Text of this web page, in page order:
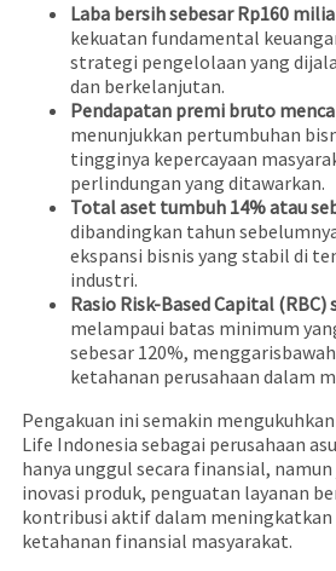
Laba bersih sebesar Rp160
kekuatan fundamental
strategi pengelolaan yang
dan berkelanjutan.
Pendapatan premi bruto
menunjukkan pertumbuhan
tingginya kepercayaan
perlindungan yang ditawarkan.
Total aset tumbuh 14% atau
dibandingkan tahun
ekspansi bisnis yang stabil di
industri.
Rasio Risk-Based Capital (RBC)
melampaui batas minimum
sebesar 120%,
ketahanan perusahaan dalam
Pengakuan ini semakin
Life Indonesia sebagai perusahaan
hanya unggul secara finansial,
inovasi produk, penguatan layanan
kontribusi aktif dalam meningkatkan
ketahanan finansial masyarakat.